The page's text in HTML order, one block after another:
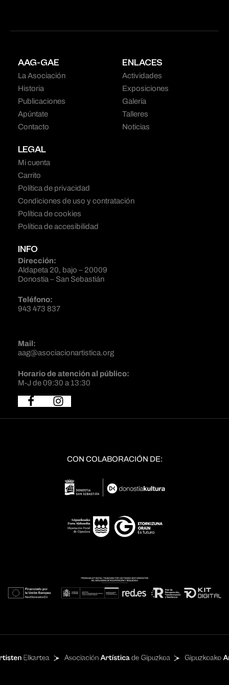
AAG-GAE
La Asociación
Historia
Publicaciones
Apúntate
Contacto
ENLACES
Actividades
Exposiciones
Galería
Talleres
Noticias
LEGAL
Mi cuenta
Carrito
Política de privacidad
Condiciones de uso y contratación
Política de cookies
Política de accesibilidad
INFO
Dirección:
Aldapeta 20, bajo – 20009
Donostia – San Sebastián
Teléfono:
943 473 837
Mail:
aag@asociacionartistica.org
Horario de atención al público:
M-J de 09:30 a 13:30
CON COLABORACIÓN DE: